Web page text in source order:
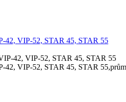
VIP-52, STAR 45, STAR 55
VIP-52, STAR 45, STAR